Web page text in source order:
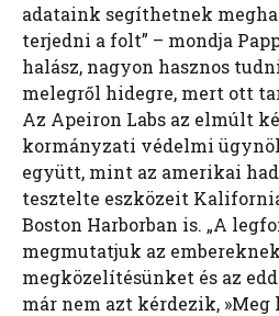
adataink segíthetnek
terjedni a folt” – mondja
halász, nagyon hasznos
melegről hidegre, mert ott
Az Apeiron Labs az elmúlt
kormányzati védelmi
együtt, mint az amerikai
tesztelte eszközeit
Boston Harborban is. „A
megmutatjuk az
megközelítésünket és az
már nem azt kérdezik, »Meg